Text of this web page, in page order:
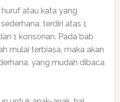
atau kata yang
terdiri atas 1
1 konsonan. Pada bab
mulai terbiasa, maka akan
yang mudah dibaca